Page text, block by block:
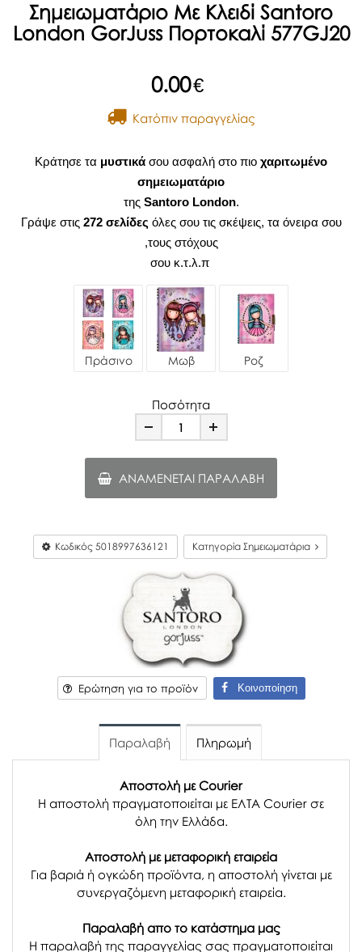
Σημειωματάριο Με Κλειδί Santoro
London GorJuss Πορτοκαλί 577GJ20
0.00€
Kατόπιν παραγγελίας
Κράτησε τα μυστικά σου ασφαλή στο πιο χαριτωμένο
σημειωματάριο
της Santoro London.
Γράψε στις272 σελίδες όλες σου τις σκέψεις, τα όνειρα σου
,τους στόχους
σου κ.τ.λ.π
Πράσινο Μωβ Ροζ
Ποσότητα
Minus Plus
ΑΝΑΜΈΝΕΤΑΙ ΠΑΡΑΛΑΒΉ
Κωδικός 5018997636121 Κατηγορία Σημειωματάρια
Ερώτηση για το προϊόν Κοινοποίηση
Παραλαβή Πληρωμή
Αποστολή με Courier
Η αποστολή πραγματοποιείται με ΕΛΤΑ Courier σε
όλη την Ελλάδα.
Αποστολή με μεταφορική εταιρεία
Για βαριά ή ογκώδη προϊόντα, η αποστολή γίνεται με
συνεργαζόμενη μεταφορική εταιρεία.
Παραλαβή απο το κατάστημα μας
H παραλαβή της παραγγελίας σας πραγματοποιείται